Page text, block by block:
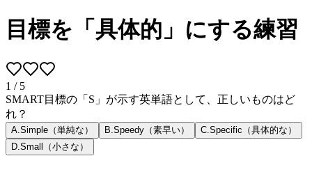
目標を「具体的」にする練習
1 / 5
SMART目標の「S」が示す英単語として、正しいものはど
れ？
A Simple（単純な） B Speedy（素早い） C Specific（具体的な）
D Small（小さな）